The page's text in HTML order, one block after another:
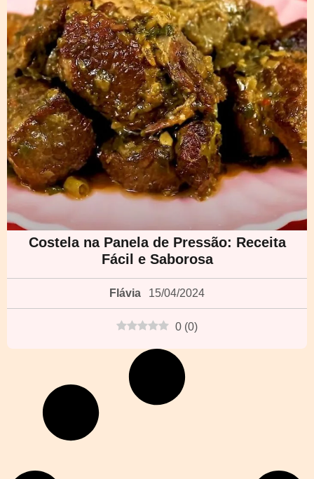
Costela na Panela de Pressão: Receita
Fácil e Saborosa
Flávia 15/04/2024
0 (0)